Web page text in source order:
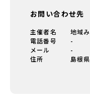
お問い合わせ先
主催者名
地域
電話番号
-
メール
-
住所
島根